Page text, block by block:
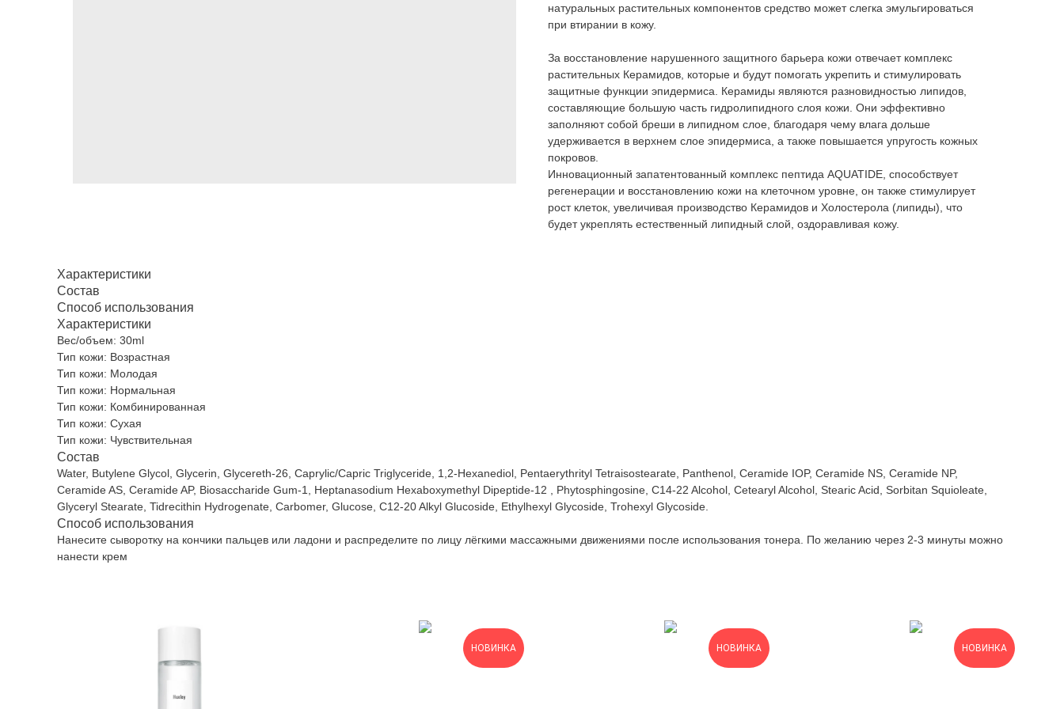
натуральных растительных компонентов средство может слегка эмульгироваться
при втирании в кожу.
За восстановление нарушенного защитного барьера кожи отвечает комплекс
растительных Керамидов, которые и будут помогать укрепить и стимулировать
защитные функции эпидермиса. Керамиды являются разновидностью липидов,
составляющие большую часть гидролипидного слоя кожи. Они эффективно
заполняют собой бреши в липидном слое, благодаря чему влага дольше
удерживается в верхнем слое эпидермиса, а также повышается упругость кожных
покровов.
Инновационный запатентованный комплекс пептида AQUATIDE, способствует
регенерации и восстановлению кожи на клеточном уровне, он также стимулирует
рост клеток, увеличивая производство Керамидов и Холостерола (липиды), что
будет укреплять естественный липидный слой, оздоравливая кожу.
Характеристики
Состав
Способ использования
Характеристики
Вес/объем: 30ml
Тип кожи: Возрастная
Тип кожи: Молодая
Тип кожи: Нормальная
Тип кожи: Комбинированная
Тип кожи: Сухая
Тип кожи: Чувствительная
Состав
Water, Butylene Glycol, Glycerin, Glycereth-26, Caprylic/Capric Triglyceride, 1,2-Hexanediol, Pentaerythrityl Tetraisostearate, Panthenol, Ceramide IOP, Ceramide NS, Ceramide NP,
Ceramide AS, Ceramide AP, Biosaccharide Gum-1, Heptanasodium Hexaboxymethyl Dipeptide-12 , Phytosphingosine, C14-22 Alcohol, Cetearyl Alcohol, Stearic Acid, Sorbitan Squioleate,
Glyceryl Stearate, Tidrecithin Hydrogenate, Carbomer, Glucose, C12-20 Alkyl Glucoside, Ethylhexyl Glycoside, Trohexyl Glycoside.
Способ использования
Нанесите сыворотку на кончики пальцев или ладони и распределите по лицу лёгкими массажными движениями после использования тонера. По желанию через 2-3 минуты можно
нанести крем
НОВИНКА НОВИНКА НОВИНКА